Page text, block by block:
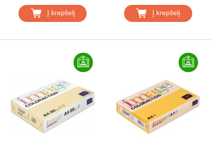
Į krepšelį Į krepšelį